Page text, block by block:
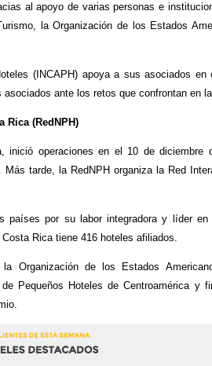
al apoyo de varias personas e
la Organización de los Estados
(INCAPH) apoya a sus asociados
ante los retos que confrontan en
Rica (RedNPH)
inició operaciones en el 10 de
tarde, la RedNPH organiza la Red
países por su labor integradora y líder
Rica tiene 416 hoteles afiliados.
Organización de los Estados
Pequeños Hoteles de Centroamérica